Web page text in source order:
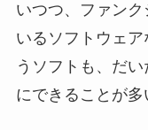
いつつ、ファン
いるソフトウェ
うソフトも、だ
にできることが多